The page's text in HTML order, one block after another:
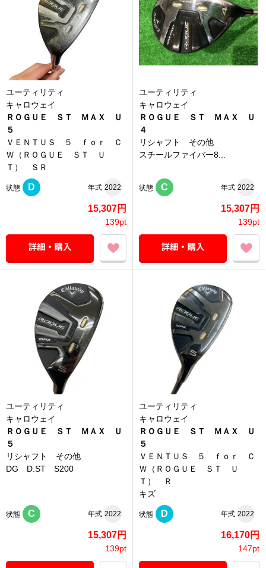
ユーティリティ
キャロウェイ
ＲＯＧＵＥ ＳＴ ＭＡＸ Ｕ
５
ＶＥＮＴＵＳ ５ ｆｏｒ Ｃ
Ｗ（ＲＯＧＵＥ ＳＴ Ｕ
Ｔ） ＳＲ
状態 D 年式 2022
15,307円
139pt
ユーティリティ
キャロウェイ
ＲＯＧＵＥ ＳＴ ＭＡＸ Ｕ
４
リシャフト その他
スチールファイバー8...
状態 C 年式 2022
15,307円
139pt
ユーティリティ
キャロウェイ
ＲＯＧＵＥ ＳＴ ＭＡＸ Ｕ
５
リシャフト その他
DG D.ST S200
状態 C 年式 2022
15,307円
139pt
ユーティリティ
キャロウェイ
ＲＯＧＵＥ ＳＴ ＭＡＸ Ｕ
５
ＶＥＮＴＵＳ ５ ｆｏｒ Ｃ
Ｗ（ＲＯＧＵＥ ＳＴ Ｕ
Ｔ） Ｒ
キズ
状態 D 年式 2022
16,170円
147pt